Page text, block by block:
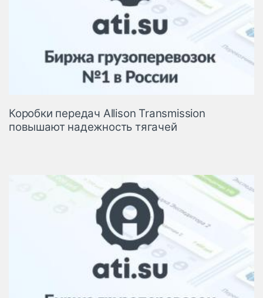
Коробки передач Allison Transmission
повышают надежность тягачей